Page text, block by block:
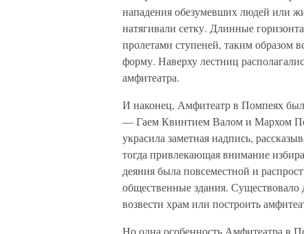
нападения обезумевших людей или
натягивали сетку. Длинные
пролетами ступеней, таким образом
форму. Наверху лестниц
амфитеатра.
И наконец, Амфитеатр в Помпеях
— Гаем Квинтием Валом и Мархом
украсила заметная надпись,
тогда привлекающая внимание
деяния была повсеместной и
общественные здания. Существовало
возвести храм или построить
Но одна особенность Амфитеатра в